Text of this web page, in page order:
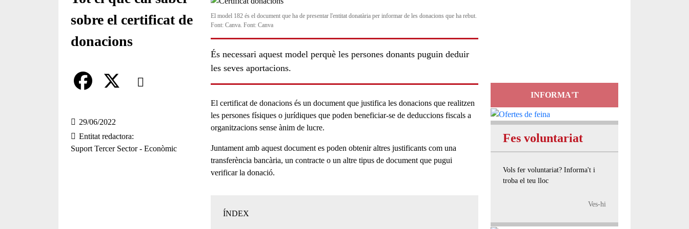
sobre el certificat de
donacions
Comparteix
a
c
Compartir en altres xarxes socials
29/06/2022
Entitat redactora
Suport Tercer Sector - Econòmic
El model 182 és el document que ha de presentar l'entitat donatària per informar de les donacions que ha rebut.
Font: Canva. Font: Canva
És necessari aquest model perquè les persones donants puguin deduir
les seves aportacions.
El certificat de donacionsés un document que justifica les donacions que realitzen
les persones físiques o jurídiques que poden beneficiar-se de deduccions fiscals a
organitzacions sense ànim de lucre.
Juntament amb aquest document es poden obtenir altres justificants com una
transferència bancària, un contracte o un altre tipus de document que pugui
verificar la donació.
ÍNDEX
INFORMA'T
Fes voluntariat
Vols fer voluntariat? Informa't i
troba el teu lloc
Ves-hi